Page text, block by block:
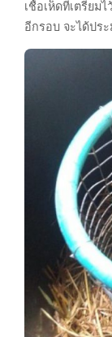
เชื้อเห็ดที่เตรียม
อีกรอบ จะได้ปร